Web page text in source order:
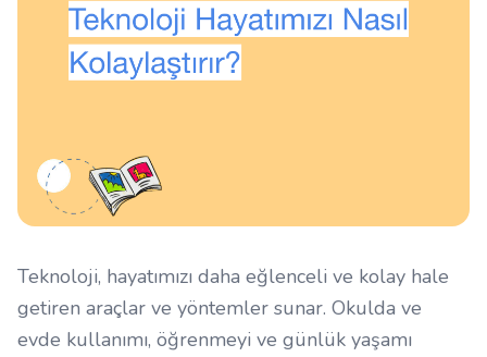
Teknoloji, hayatımızı daha eğlenceli ve kolay hale
getiren araçlar ve yöntemler sunar. Okulda ve
evde kullanımı, öğrenmeyi ve günlük yaşamı